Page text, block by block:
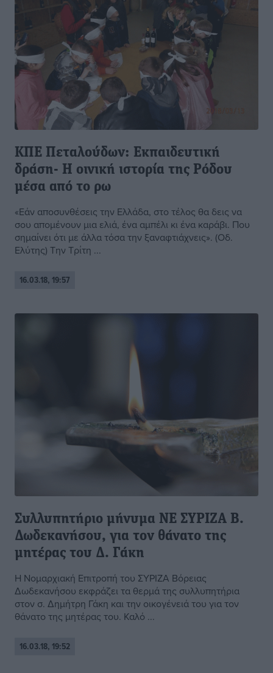
ΚΠΕ Πεταλούδων: Εκπαιδευτική
δράση- Η οινική ιστορία της Ρόδου
μέσα από το ρω
«Εάν αποσυνθέσεις την Ελλάδα, στο τέλος θα δεις να
σου απομένουν μια ελιά, ένα αμπέλι κι ένα καράβι. Που
σημαίνει ότι με άλλα τόσα την ξαναφτιάχνεις». (Οδ.
Ελύτης) Την Τρίτη ...
16.03.18, 19:57
Συλλυπητήριο μήνυμα ΝΕ ΣΥΡΙΖΑ Β.
Δωδεκανήσου, για τον θάνατο της
μητέρας του Δ. Γάκη
Η Νομαρχιακή Επιτροπή του ΣΥΡΙΖΑ Βόρειας
Δωδεκανήσου εκφράζει τα θερμά της συλλυπητήρια
στον σ. Δημήτρη Γάκη και την οικογένειά του για τον
θάνατο της μητέρας του. Καλό ...
16.03.18, 19:52